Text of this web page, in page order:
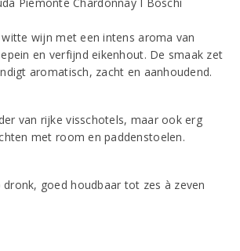
wijn met een intens aroma van
en verfijnd eikenhout. De smaak zet
aromatisch, zacht en aanhoudend.
van rijke visschotels, maar ook erg
met room en paddenstoelen.
goed houdbaar tot zes à zeven